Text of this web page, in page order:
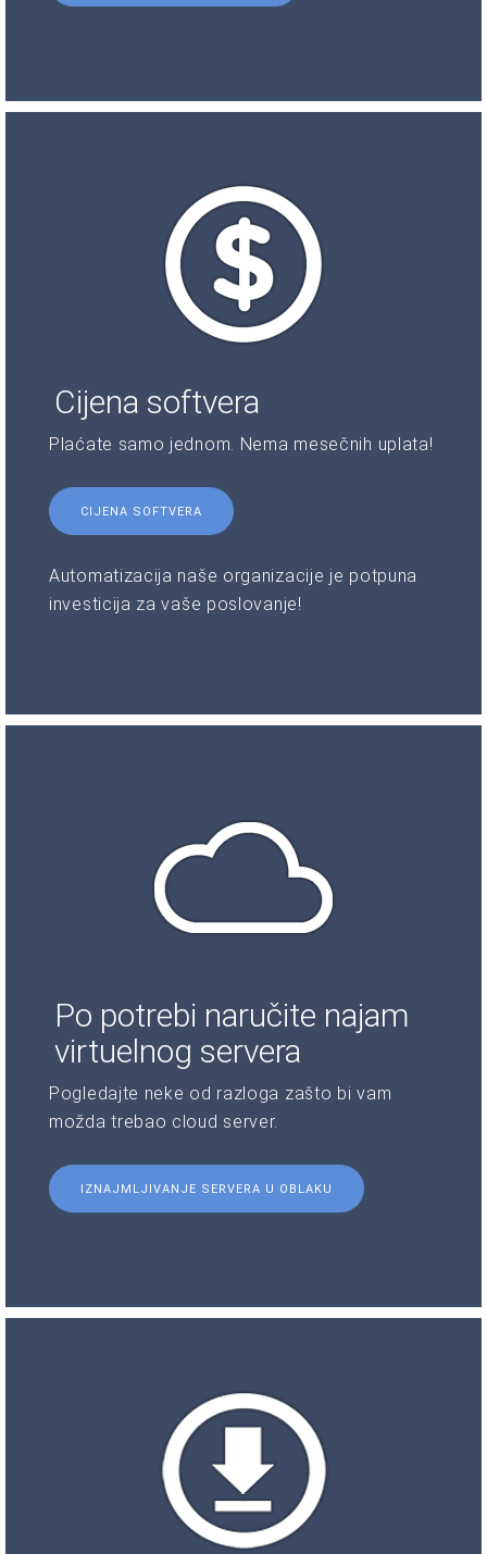
Cijena softvera
Plaćate samo jednom. Nema mesečnih uplata!
CIJENA SOFTVERA
Automatizacija naše organizacije je potpuna
investicija za vaše poslovanje!
Po potrebi naručite najam
virtuelnog servera
Pogledajte neke od razloga zašto bi vam
možda trebao cloud server.
IZNAJMLJIVANJE SERVERA U OBLAKU